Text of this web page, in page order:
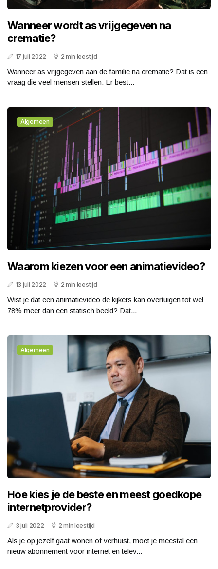
Wanneer wordt as vrijgegeven na
crematie?
17 juli 2022 2 min leestijd
Wanneer as vrijgegeven aan de familie na crematie? Dat is een
vraag die veel mensen stellen. Er best...
Algemeen
Waarom kiezen voor een animatievideo?
13 juli 2022 2 min leestijd
Wist je dat een animatievideo de kijkers kan overtuigen tot wel
78% meer dan een statisch beeld? Dat...
Algemeen
Hoe kies je de beste en meest goedkope
internetprovider?
3 juli 2022 2 min leestijd
Als je op jezelf gaat wonen of verhuist, moet je meestal een
nieuw abonnement voor internet en telev...